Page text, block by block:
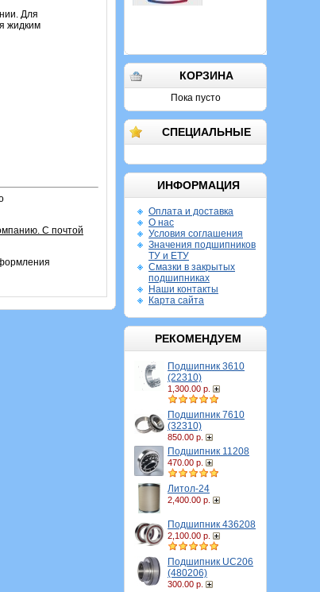
КОРЗИНА
Пока пусто
СПЕЦИАЛЬНЫЕ
ИНФОРМАЦИЯ
Оплата и доставка
О нас
Условия соглашения
Значения подшипников
ТУ и ЕТУ
Смазки в закрытых
подшипниках
Наши контакты
Карта сайта
РЕКОМЕНДУЕМ
Подшипник 3610
(22310)
1,300.00 р.
Подшипник 7610
(32310)
850.00 р.
Подшипник 11208
470.00 р.
Литол-24
2,400.00 р.
Подшипник 436208
2,100.00 р.
Подшипник UC206
(480206)
300.00 р.
Для
жидким
С почтой